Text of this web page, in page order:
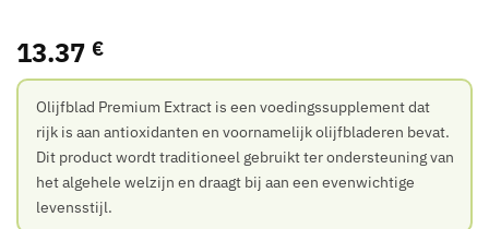
13.37 €
Olijfblad Premium Extract is een voedingssupplement dat
rijk is aan antioxidanten en voornamelijk olijfbladeren bevat.
Dit product wordt traditioneel gebruikt ter ondersteuning van
het algehele welzijn en draagt bij aan een evenwichtige
levensstijl.